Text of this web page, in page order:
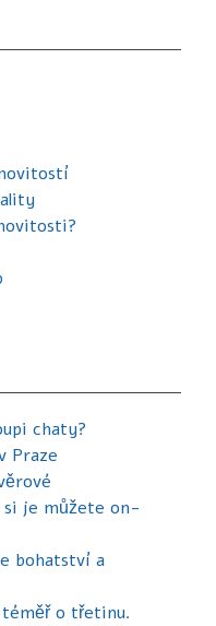
chaty?
Praze
si je můžete on-
bohatství a
o třetinu.